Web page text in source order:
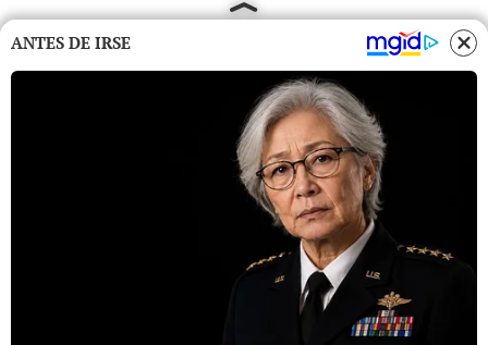
ANTES DE IRSE